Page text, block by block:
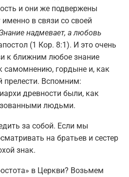
и они же подвержены
в связи со своей
надмевает, а любовь
(1 Кор. 8:1). И это очень
к ближним любое знание
самомнению, гордыне и, как
прелести. Вспомним:
древности были, как
людьми.
за собой. Если мы
на братьев и сестер
знак.
в Церкви? Возьмем